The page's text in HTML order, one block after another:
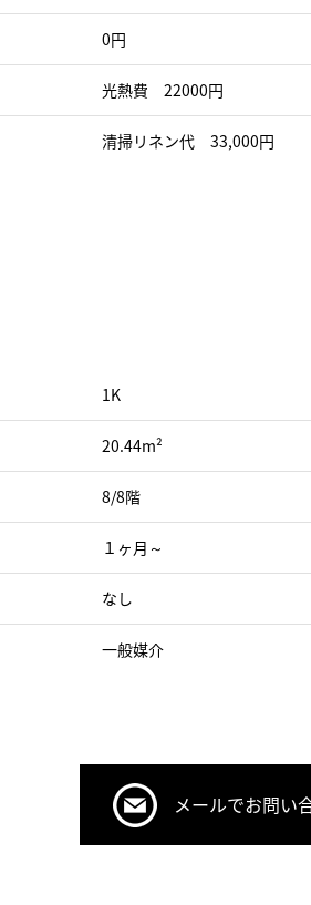
0円
光熱費 22000円
清掃リネン代 33,000円
1K
20.44m²
8/8階
１ヶ月～
なし
一般媒介
メールでお問い